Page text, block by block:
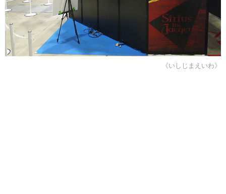
《いしじまえいわ》